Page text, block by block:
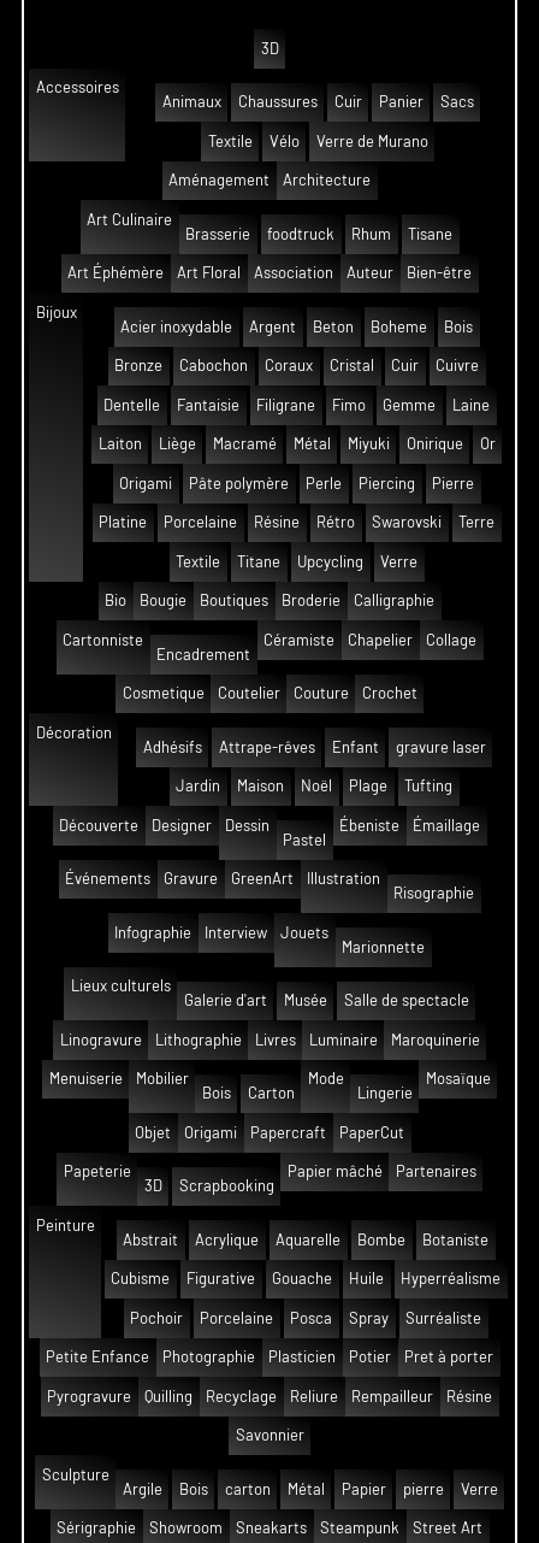
3D
Accessoires
Animaux
Chaussures Cuir Panier Sacs
Textile Vélo Verre de Murano
Aménagement Architecture
Art Culinaire
Brasserie
foodtruck Rhum Tisane
Art Éphémère Art Floral Association Auteur Bien-être
Bijoux
Acier inoxydable
Argent Beton Boheme Bois
Bronze Cabochon Coraux Cristal Cuir Cuivre
Dentelle Fantaisie Filigrane Fimo Gemme Laine
Laiton Liège Macramé Métal Miyuki Onirique Or
Origami Pâte polymère Perle Piercing Pierre
Platine Porcelaine Résine Rétro Swarovski Terre
Textile Titane Upcycling Verre
Bio Bougie Boutiques Broderie Calligraphie
Cartonniste
Encadrement
Céramiste Chapelier Collage
Cosmetique Coutelier Couture Crochet
Décoration
Adhésifs
Attrape-rêves Enfant gravure laser
Jardin Maison Noël Plage Tufting
Découverte Designer
Dessin
Pastel
Ébeniste Émaillage
Événements Gravure GreenArt
Illustration
Risographie
Infographie Interview
Jouets
Marionnette
Lieux culturels
Galerie d'art
Musée Salle de spectacle
Linogravure Lithographie Livres Luminaire Maroquinerie
Menuiserie
Mobilier
Bois
Carton
Mode
Lingerie
Mosaïque
Objet Origami Papercraft PaperCut
Papeterie
3D
Scrapbooking
Papier mâché Partenaires
Peinture
Abstrait
Acrylique Aquarelle Bombe Botaniste
Cubisme Figurative Gouache Huile Hyperréalisme
Pochoir Porcelaine Posca Spray Surréaliste
Petite Enfance Photographie Plasticien Potier Pret à porter
Pyrogravure Quilling Recyclage Reliure Rempailleur Résine
Savonnier
Sculpture
Argile
Bois carton Métal Papier pierre Verre
Sérigraphie Showroom Sneakarts Steampunk Street Art